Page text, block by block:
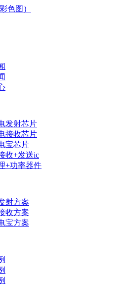
发射芯片
接收芯片
宝芯片
收+发送ic
+功率器件
射方案
收方案
宝方案